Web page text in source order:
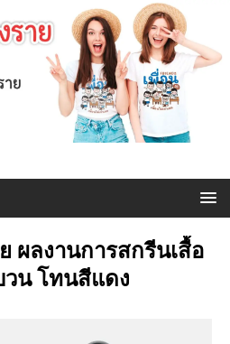
ผลงานการสกรีนเสื้อ
วน โทนสีแดง